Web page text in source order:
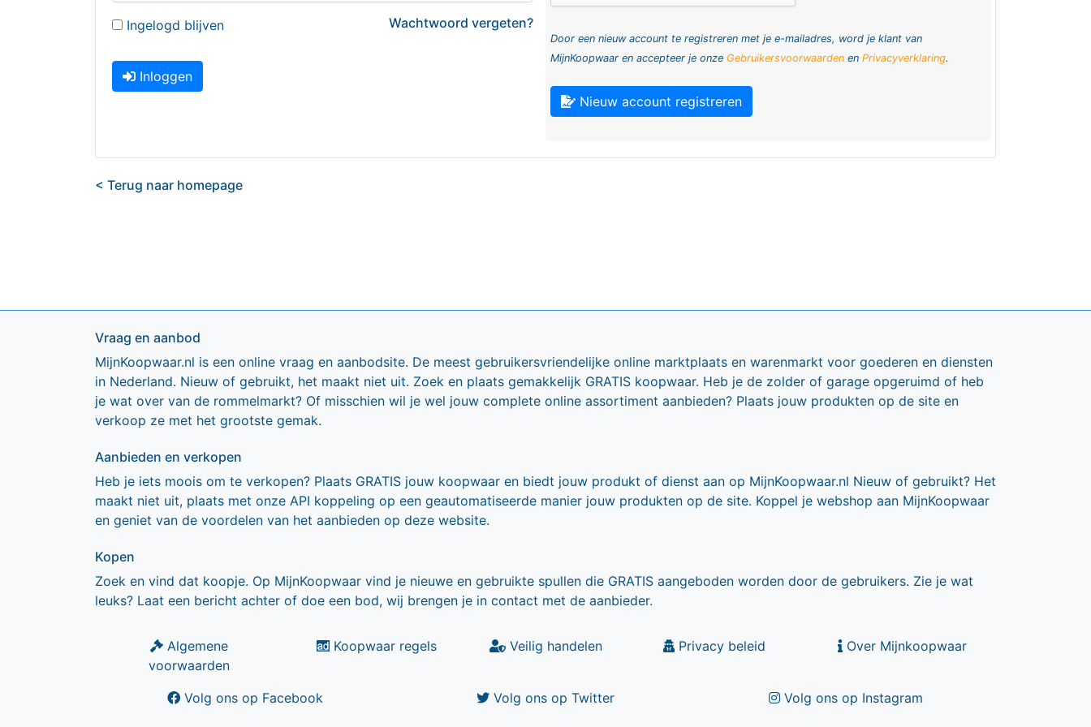
Wachtwoord vergeten?
Ingelogd blijven
Inloggen
Door een nieuw account te registreren met je e-mailadres, word je klant van
MijnKoopwaar en accepteer je onze Gebruikersvoorwaarden en Privacyverklaring.
Nieuw account registreren
< Terug naar homepage
Vraag en aanbod
MijnKoopwaar.nl is een online vraag en aanbodsite. De meest gebruikersvriendelijke online marktplaats en warenmarkt voor goederen en diensten
in Nederland. Nieuw of gebruikt, het maakt niet uit. Zoek en plaats gemakkelijk GRATIS koopwaar. Heb je de zolder of garage opgeruimd of heb
je wat over van de rommelmarkt? Of misschien wil je wel jouw complete online assortiment aanbieden? Plaats jouw produkten op de site en
verkoop ze met het grootste gemak.
Aanbieden en verkopen
Heb je iets moois om te verkopen? Plaats GRATIS jouw koopwaar en biedt jouw produkt of dienst aan op MijnKoopwaar.nl Nieuw of gebruikt? Het
maakt niet uit, plaats met onze API koppeling op een geautomatiseerde manier jouw produkten op de site. Koppel je webshop aan MijnKoopwaar
en geniet van de voordelen van het aanbieden op deze website.
Kopen
Zoek en vind dat koopje. Op MijnKoopwaar vind je nieuwe en gebruikte spullen die GRATIS aangeboden worden door de gebruikers. Zie je wat
leuks? Laat een bericht achter of doe een bod, wij brengen je in contact met de aanbieder.
Algemene
voorwaarden
Koopwaar regels Veilig handelen Privacy beleid Over Mijnkoopwaar
Volg ons op Facebook Volg ons op Twitter Volg ons op Instagram